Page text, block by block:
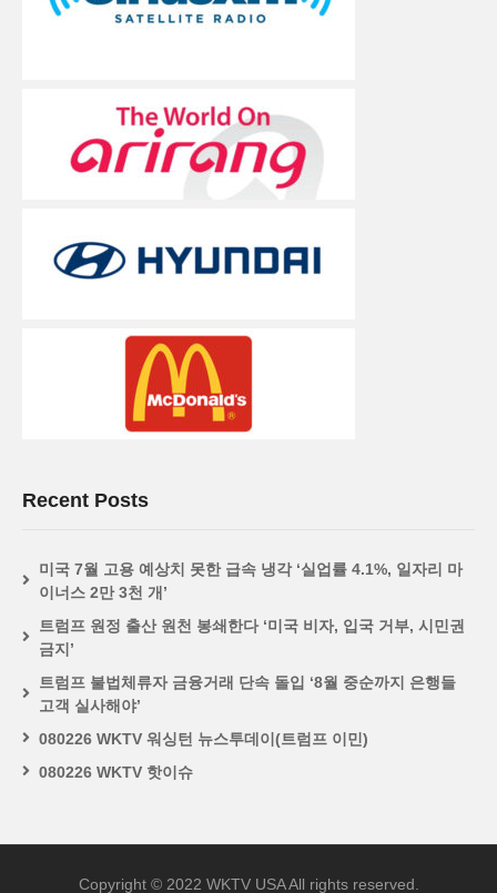
Recent Posts
미국 7월 고용 예상치 못한 급속 냉각 ‘실업률 4.1%, 일자리 마
이너스 2만 3천 개’
트럼프 원정 출산 원천 봉쇄한다 ‘미국 비자, 입국 거부, 시민권
금지’
트럼프 불법체류자 금융거래 단속 돌입 ‘8월 중순까지 은행들
고객 실사해야’
080226 WKTV 워싱턴 뉴스투데이(트럼프 이민)
080226 WKTV 핫이슈
Copyright © 2022 WKTV USA All rights reserved.